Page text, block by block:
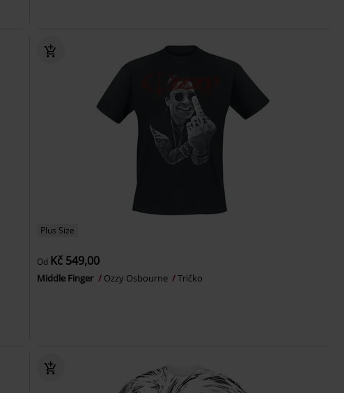
Plus Size
Od Kč 549,00
Middle Finger Ozzy Osbourne Tričko